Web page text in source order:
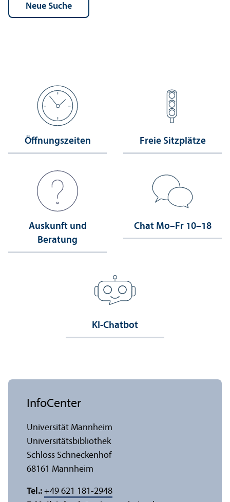
Öffnungs­zeiten Freie Sitzplätze
Auskunft und
Beratung
Chat Mo–Fr 10–18
KI-Chatbot
InfoCenter
Universität Mannheim
Universitäts­bibliothek
Schloss Schneckenhof
68161 Mannheim
Tel.: +49 621 181-2948